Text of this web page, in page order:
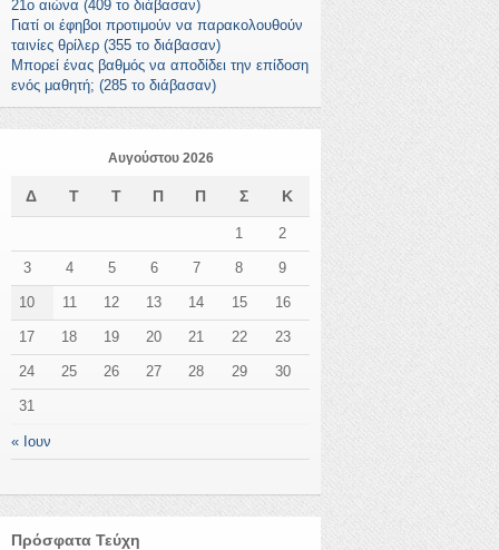
21ο αιώνα (409 το διάβασαν)
Γιατί οι έφηβοι προτιμούν να παρακολουθούν
ταινίες θρίλερ (355 το διάβασαν)
Μπορεί ένας βαθμός να αποδίδει την επίδοση
ενός μαθητή; (285 το διάβασαν)
Αυγούστου 2026
Δ Τ Τ Π Π Σ Κ
« Ιουν
1 2
3 4 5 6 7 8 9
10 11 12 13 14 15 16
17 18 19 20 21 22 23
24 25 26 27 28 29 30
31
Πρόσφατα Τεύχη